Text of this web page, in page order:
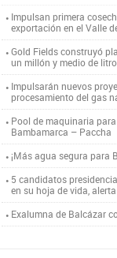
Impulsan primera
exportación en el Valle
Gold Fields construyó
un millón y medio de
Impulsarán nuevos
procesamiento del gas
Pool de maquinaria
Bambamarca – Paccha
¡Más agua segura para
5 candidatos
en su hoja de vida,
Exalumna de Balcázar